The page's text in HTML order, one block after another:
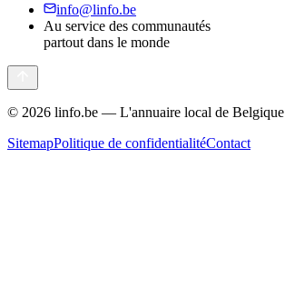
info@linfo.be
Au service des communautés
partout dans le monde
© 2026 linfo.be — L'annuaire local de Belgique
SitemapPolitique de confidentialitéContact